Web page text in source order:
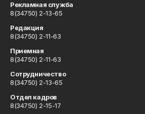
Рекламная служба
8(34750) 2-13-65
Редакция
8(34750) 2-11-63
Приемная
8(34750) 2-11-63
Сотрудничество
8(34750) 2-13-65
Отдел кадров
8(34750) 2-15-17